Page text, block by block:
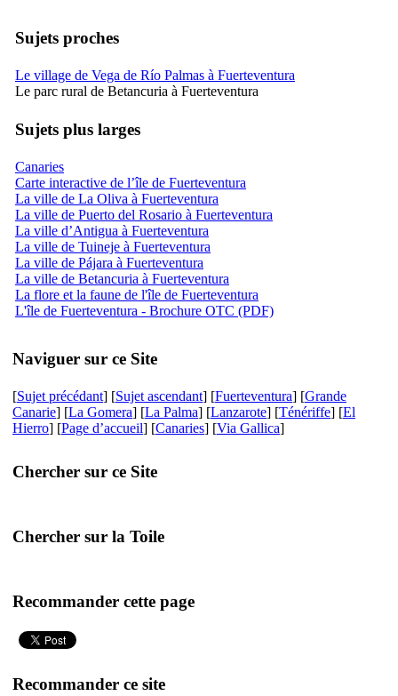
Sujets proches
Le village de Vega de Río Palmas à Fuerteventura
Le parc rural de Betancuria à Fuerteventura
Sujets plus larges
Canaries
Carte interactive de l’île de Fuerteventura
La ville de La Oliva à Fuerteventura
La ville de Puerto del Rosario à Fuerteventura
La ville d’Antigua à Fuerteventura
La ville de Tuineje à Fuerteventura
La ville de Pájara à Fuerteventura
La ville de Betancuria à Fuerteventura
La flore et la faune de l'île de Fuerteventura
L'île de Fuerteventura - Brochure OTC (PDF)
Naviguer sur ce Site
[Sujet précédant] [Sujet ascendant] [Fuerteventura] [Grande
Canarie] [La Gomera] [La Palma] [Lanzarote] [Ténériffe] [El
Hierro] [Page d’accueil] [Canaries] [Via Gallica]
Chercher sur ce Site
Chercher sur la Toile
Recommander cette page
Recommander ce site